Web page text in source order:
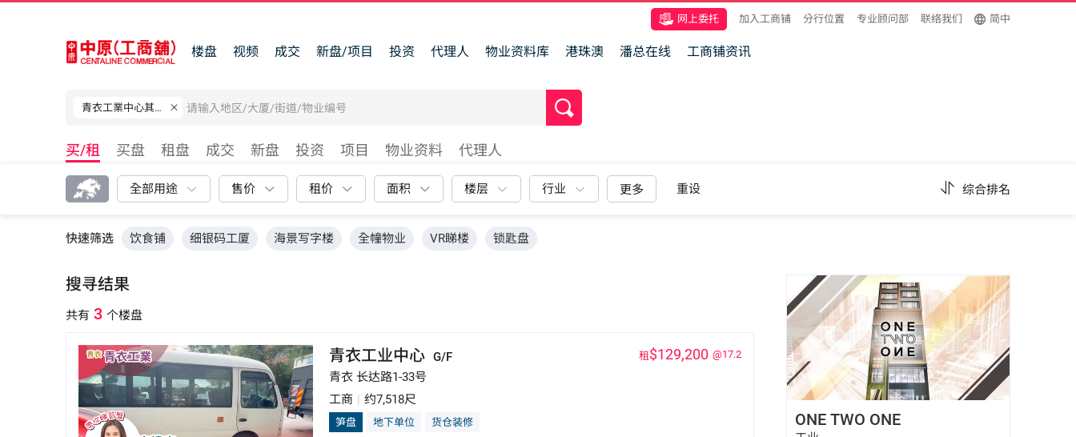
网上委托 加入工商铺 分行位置 专业顾问部 联络我们 简中
楼盘 视频 成交 新盘/项目 投资 代理人 物业资料库 港珠澳 潘总在线 工商铺资讯
青衣工業中心其他
买/租 买盘 租盘 成交 新盘 投资 项目 物业资料 代理人
全部用途 售价 租价 面积 楼层 行业 更多 重设 综合排名
快速筛选 饮食铺 细银码工厦 海景写字楼 全幢物业 VR睇楼 锁匙盘
搜寻结果
共有 3 个楼盘
青衣工业中心 G/F
青衣 长达路1-33号
工商 | 约7,518尺
笋盘 地下单位 货仓装修
租$129,200 @17.2
E-034206
ONE TWO ONE